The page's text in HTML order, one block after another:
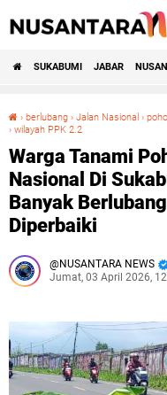
SUKABUMI JABAR
› berlubang › Jalan Nasional ›
› wilayah PPK 2.2
Warga Tanami
Nasional Di
Banyak
Diperbaiki
NUSANTARA NEWS
Jumat, 03 April 2026,